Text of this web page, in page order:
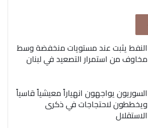
النفط يثبت عند مستويات منخفضة وسط
مخاوف من استمرار التصعيد في لبنان
السوريون يواجهون انهياراً معيشياً قاسياً
ويخططون لاحتجاجات في ذكرى
الاستقلال